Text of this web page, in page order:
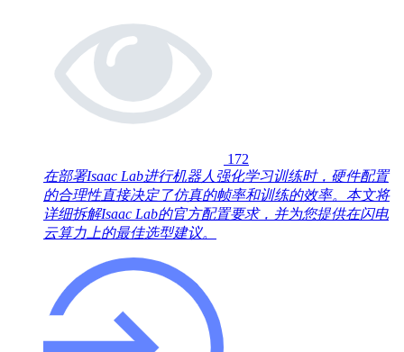
172
在部署Isaac Lab进行机器人强化学习训练时，硬件配置
的合理性直接决定了仿真的帧率和训练的效率。本文将
详细拆解Isaac Lab的官方配置要求，并为您提供在闪电
云算力上的最佳选型建议。